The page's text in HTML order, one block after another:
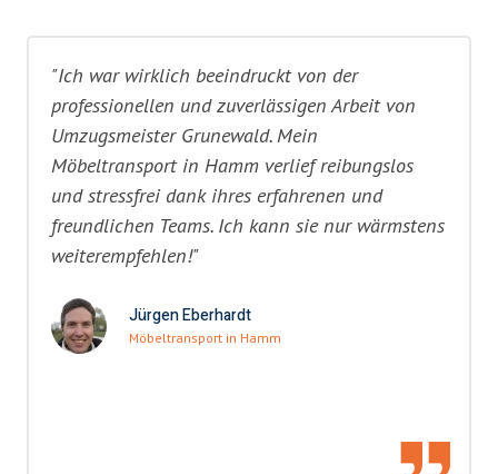
"Ich war wirklich beeindruckt von der
professionellen und zuverlässigen Arbeit von
Umzugsmeister Grunewald. Mein
Möbeltransport in Hamm verlief reibungslos
und stressfrei dank ihres erfahrenen und
freundlichen Teams. Ich kann sie nur wärmstens
weiterempfehlen!"
Jürgen Eberhardt
Möbeltransport in Hamm